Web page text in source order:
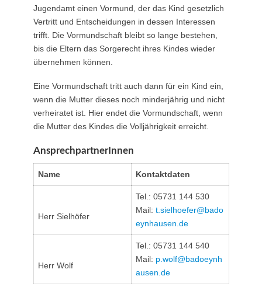
Jugendamt einen Vormund, der das Kind gesetzlich
Vertritt und Entscheidungen in dessen Interessen
trifft. Die Vormundschaft bleibt so lange bestehen,
bis die Eltern das Sorgerecht ihres Kindes wieder
übernehmen können.
Eine Vormundschaft tritt auch dann für ein Kind ein,
wenn die Mutter dieses noch minderjährig und nicht
verheiratet ist. Hier endet die Vormundschaft, wenn
die Mutter des Kindes die Volljährigkeit erreicht.
AnsprechpartnerInnen
Name Kontaktdaten
Herr Sielhöfer
Tel.: 05731 144 530
Mail: t.sielhoefer@​bado
eynhausen.de
Herr Wolf
Tel.: 05731 144 540
Mail: p.wolf@​badoeynh
ausen.de